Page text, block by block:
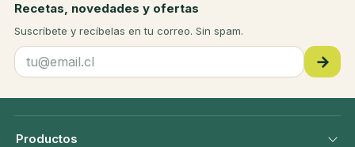
Recetas, novedades y ofertas
Suscríbete y recíbelas en tu correo. Sin spam.
→
Productos